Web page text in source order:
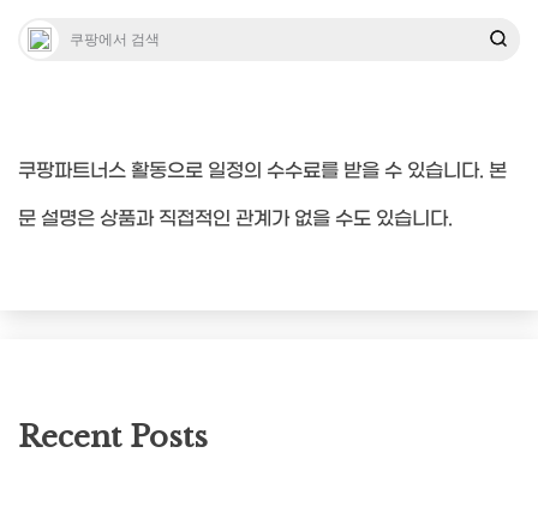
쿠팡파트너스 활동으로 일정의 수수료를 받을 수 있습니다. 본
문 설명은 상품과 직접적인 관계가 없을 수도 있습니다.
Recent Posts